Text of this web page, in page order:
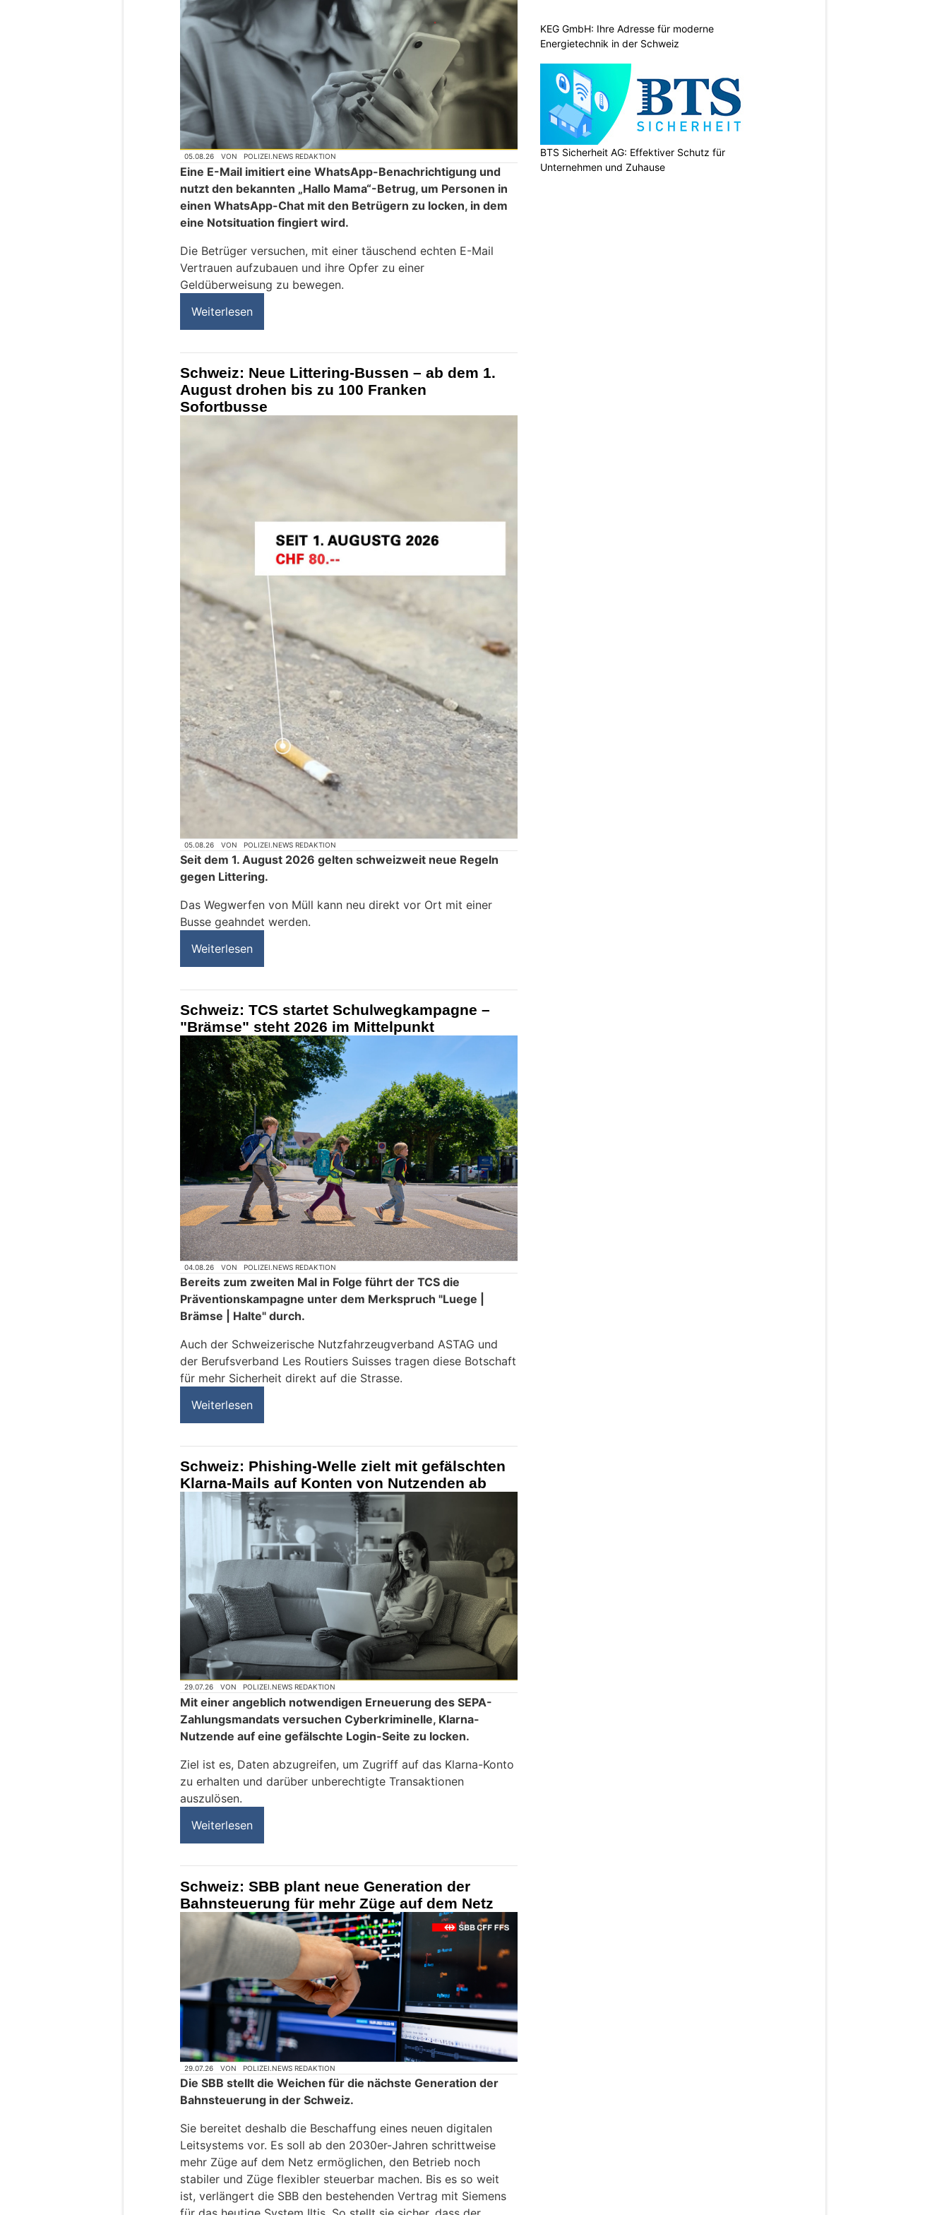
05.08.26 VON POLIZEI.NEWS REDAKTION
Eine E-Mail imitiert eine WhatsApp-Benachrichtigung und
nutzt den bekannten „Hallo Mama“-Betrug, um Personen in
einen WhatsApp-Chat mit den Betrügern zu locken, in dem
eine Notsituation fingiert wird.
Die Betrüger versuchen, mit einer täuschend echten E-Mail
Vertrauen aufzubauen und ihre Opfer zu einer
Geldüberweisung zu bewegen.
Weiterlesen
Schweiz: Neue Littering-Bussen – ab dem 1.
August drohen bis zu 100 Franken
Sofortbusse
05.08.26 VON POLIZEI.NEWS REDAKTION
Seit dem 1. August 2026 gelten schweizweit neue Regeln
gegen Littering.
Das Wegwerfen von Müll kann neu direkt vor Ort mit einer
Busse geahndet werden.
Weiterlesen
Schweiz: TCS startet Schulwegkampagne –
"Brämse" steht 2026 im Mittelpunkt
04.08.26 VON POLIZEI.NEWS REDAKTION
Bereits zum zweiten Mal in Folge führt der TCS die
Präventionskampagne unter dem Merkspruch "Luege |
Brämse | Halte" durch.
Auch der Schweizerische Nutzfahrzeugverband ASTAG und
der Berufsverband Les Routiers Suisses tragen diese Botschaft
für mehr Sicherheit direkt auf die Strasse.
Weiterlesen
Schweiz: Phishing-Welle zielt mit gefälschten
Klarna-Mails auf Konten von Nutzenden ab
29.07.26 VON POLIZEI.NEWS REDAKTION
Mit einer angeblich notwendigen Erneuerung des SEPA-
Zahlungsmandats versuchen Cyberkriminelle, Klarna-
Nutzende auf eine gefälschte Login-Seite zu locken.
Ziel ist es, Daten abzugreifen, um Zugriff auf das Klarna-Konto
zu erhalten und darüber unberechtigte Transaktionen
auszulösen.
Weiterlesen
Schweiz: SBB plant neue Generation der
Bahnsteuerung für mehr Züge auf dem Netz
29.07.26 VON POLIZEI.NEWS REDAKTION
Die SBB stellt die Weichen für die nächste Generation der
Bahnsteuerung in der Schweiz.
Sie bereitet deshalb die Beschaffung eines neuen digitalen
Leitsystems vor. Es soll ab den 2030er-Jahren schrittweise
mehr Züge auf dem Netz ermöglichen, den Betrieb noch
stabiler und Züge flexibler steuerbar machen. Bis es so weit
ist, verlängert die SBB den bestehenden Vertrag mit Siemens
KEG GmbH: Ihre Adresse für moderne
Energietechnik in der Schweiz
BTS Sicherheit AG: Effektiver Schutz für
Unternehmen und Zuhause